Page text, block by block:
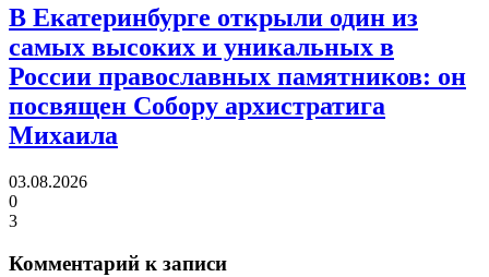
В Екатеринбурге открыли один из
самых высоких и уникальных в
России православных памятников: он
посвящен Собору архистратига
Михаила
03.08.2026
0
3
Комментарий к записи